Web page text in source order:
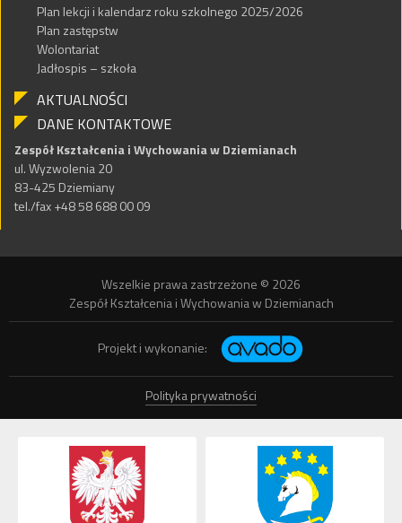
Plan lekcji i kalendarz roku szkolnego 2025/2026
Plan zastępstw
Wolontariat
Jadłospis – szkoła
AKTUALNOŚCI
DANE KONTAKTOWE
Zespół Kształcenia i Wychowania w Dziemianach
ul. Wyzwolenia 20
83-425 Dziemiany
tel./fax +48 58 688 00 09
Wszelkie prawa zastrzeżone © 2026
Zespół Kształcenia i Wychowania w Dziemianach
Projekt i wykonanie:
Polityka prywatności